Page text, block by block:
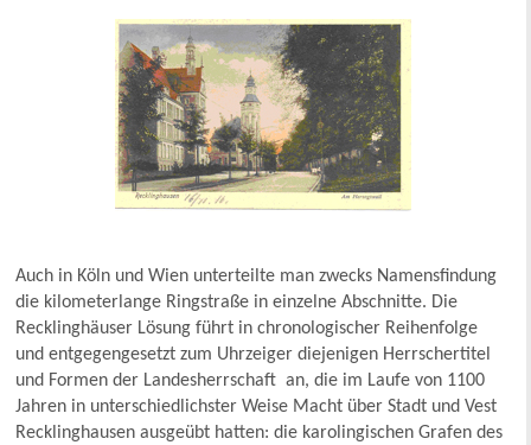
Auch in Köln und Wien unterteilte man zwecks Namensfindung
die kilometerlange Ringstraße in einzelne Abschnitte. Die
Recklinghäuser Lösung führt in chronologischer Reihenfolge
und entgegengesetzt zum Uhrzeiger diejenigen Herrschertitel
und Formen der Landesherrschaft an, die im Laufe von 1100
Jahren in unterschiedlichster Weise Macht über Stadt und Vest
Recklinghausen ausgeübt hatten: die karolingischen Grafen des